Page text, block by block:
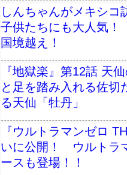
しんちゃんがメキシ
子供たちにも大人気
国境越え！
『地獄楽』第12話 天
と足を踏み入れる佐切
る天仙「牡丹」
『ウルトラマンゼロ
いに公開！ ウルトラ
ースも登場！！